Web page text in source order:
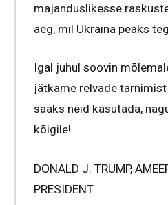
majanduslikesse
aeg, mil Ukraina peaks
Igal juhul soovin
jätkame relvade tarnimist
saaks neid kasutada,
kõigile!
DONALD J. TRUMP,
PRESIDENT